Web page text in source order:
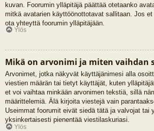
kuvan. Foorumin ylläpitäjä päättää otetaanko
mitkä avatarien käyttöönottotavat sallitaan. Jos et
ota yhteyttä foorumin ylläpitäjään.
Ylös
Mikä on arvonimi ja miten vaihdan
Arvonimet, jotka näkyvät käyttäjänimesi alla
viestien määrän tai tietyt käyttäjät, kuten
et voi vaihtaa minkään arvonimen tekstiä, sillä
määrittelemiä. Älä kirjoita viestejä vain
Useimmat foorumit eivät siedä tätä ja valvojat tai
yksinkertaisesti pienentää viestilaskuriasi.
Ylös